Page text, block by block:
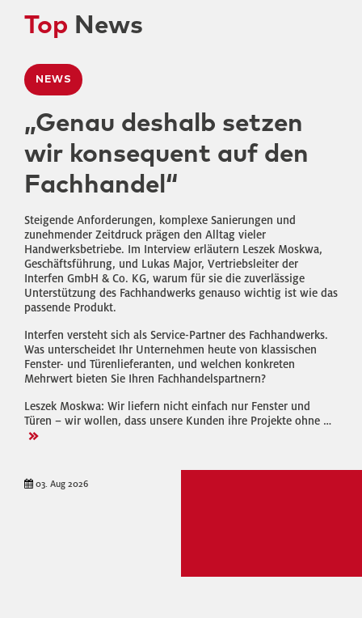
Top News
NEWS
„Genau deshalb setzen
wir konsequent auf den
Fachhandel“
Steigende Anforderungen, komplexe Sanierungen und
zunehmender Zeitdruck prägen den Alltag vieler
Handwerksbetriebe. Im Interview erläutern Leszek Moskwa,
Geschäftsführung, und Lukas Major, Vertriebsleiter der
Interfen GmbH & Co. KG, warum für sie die zuverlässige
Unterstützung des Fachhandwerks genauso wichtig ist wie das
passende Produkt.
Interfen versteht sich als Service-Partner des Fachhandwerks.
Was unterscheidet Ihr Unternehmen heute von klassischen
Fenster- und Türenlieferanten, und welchen konkreten
Mehrwert bieten Sie Ihren Fachhandelspartnern?
Leszek Moskwa: Wir liefern nicht einfach nur Fenster und
Türen – wir wollen, dass unsere Kunden ihre Projekte ohne …
>>
03. Aug 2026